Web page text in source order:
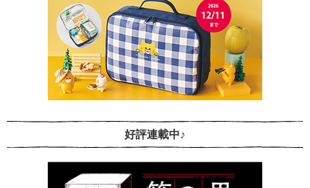
好評連載中♪